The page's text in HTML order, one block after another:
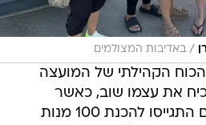
/ באדיבות המצולמים
הקהילתי של המועצה
את עצמו שוב, כאשר
תושבים מיישובים שונים התגייסו להכנת 100 מנות